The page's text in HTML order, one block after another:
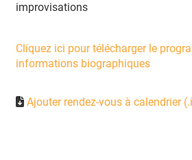
improvisations
Cliquez ici pour télécharger le
informations biographiques
Ajouter rendez-vous à calendrier